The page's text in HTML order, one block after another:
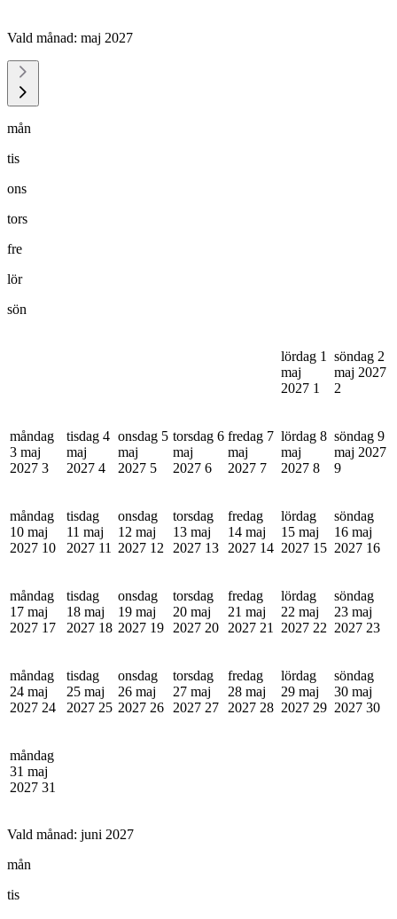
Vald månad: maj 2027
mån
tis
ons
tors
fre
lör
sön
lördag 1
maj
2027 1
söndag 2
maj 2027
2
måndag
3 maj
2027 3
tisdag 4
maj
2027 4
onsdag 5
maj
2027 5
torsdag 6
maj
2027 6
fredag 7
maj
2027 7
lördag 8
maj
2027 8
söndag 9
maj 2027
9
måndag
10 maj
2027 10
tisdag
11 maj
2027 11
onsdag
12 maj
2027 12
torsdag
13 maj
2027 13
fredag
14 maj
2027 14
lördag
15 maj
2027 15
söndag
16 maj
2027 16
måndag
17 maj
2027 17
tisdag
18 maj
2027 18
onsdag
19 maj
2027 19
torsdag
20 maj
2027 20
fredag
21 maj
2027 21
lördag
22 maj
2027 22
söndag
23 maj
2027 23
måndag
24 maj
2027 24
tisdag
25 maj
2027 25
onsdag
26 maj
2027 26
torsdag
27 maj
2027 27
fredag
28 maj
2027 28
lördag
29 maj
2027 29
söndag
30 maj
2027 30
måndag
31 maj
2027 31
Vald månad: juni 2027
mån
tis